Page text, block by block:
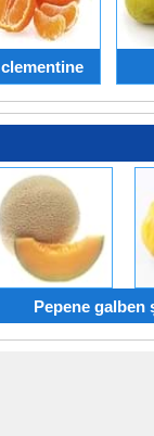
clementine
Pepene galben